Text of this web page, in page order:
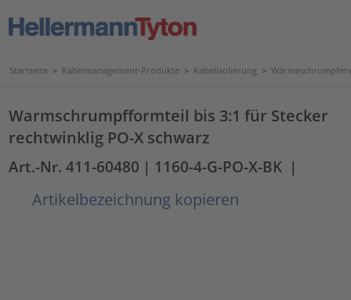
Startseite > Kabelmanagement-Produkte > Kabelisolierung >
Warmschrumpfformteil bis 3:1 für Stecker
rechtwinklig PO-X schwarz
Art.-Nr. 411-60480 | 1160-4-G-PO-X-BK |
Artikelbezeichnung kopieren